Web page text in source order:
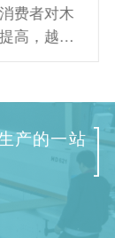
费者对木
高，越来
厂家选择
类机器，
维护保养
用寿命，
和添加润
的保养环
容易出现
产的一站